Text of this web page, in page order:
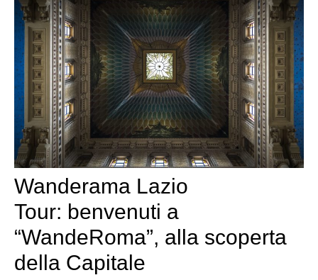
Wanderama Lazio
Tour: benvenuti a
“WandeRoma”, alla scoperta
della Capitale